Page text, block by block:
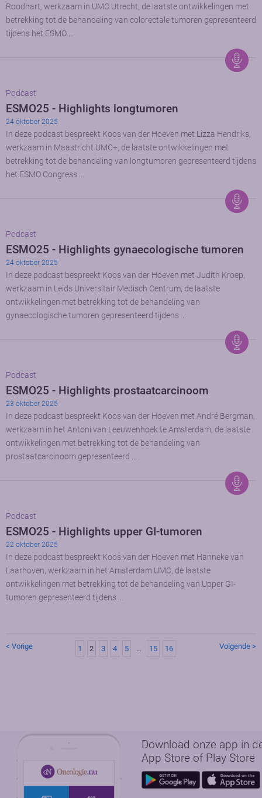
Roodhart, werkzaam in UMC Utrecht, de laatste ontwikkelingen met
betrekking tot de behandeling van colorectale tumoren gepresenteerd
tijdens het ESMO …
Podcast
ESMO25 - Highlights longtumoren
24 oktober 2025
In deze podcast bespreekt Koos van der Hoeven met Lizza Hendriks,
werkzaam in Maastricht UMC+, de laatste ontwikkelingen met
betrekking tot de behandeling van longtumoren gepresenteerd tijdens
het ESMO Congress …
Podcast
ESMO25 - Highlights gynaecologische tumoren
24 oktober 2025
In deze podcast bespreekt Koos van der Hoeven met Judith Kroep,
werkzaam in Leids Universitair Medisch Centrum, de laatste
ontwikkelingen met betrekking tot de behandeling van
gynaecologische tumoren gepresenteerd tijdens …
Podcast
ESMO25 - Highlights prostaatcarcinoom
23 oktober 2025
In deze podcast bespreekt Koos van der Hoeven met André Bergman,
werkzaam in het Antoni van Leeuwenhoek te Amsterdam, de laatste
ontwikkelingen met betrekking tot de behandeling van
prostaatcarcinoom gepresenteerd …
Podcast
ESMO25 - Highlights upper GI-tumoren
22 oktober 2025
In deze podcast bespreekt Koos van der Hoeven met Hanneke van
Laarhoven, werkzaam in het Amsterdam UMC, de laatste
ontwikkelingen met betrekking tot de behandeling van Upper GI-
tumoren gepresenteerd tijdens …
< Vorige 1 2 3 4 5 … 15 16 Volgende >
Download onze app in
App Store of Play Store